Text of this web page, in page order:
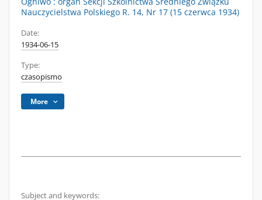
Nauczycielstwa Polskiego R. 14, Nr 17 (15 czerwca 1934)
Date:
1934-06-15
Type:
czasopismo
More
Subject and keywords: